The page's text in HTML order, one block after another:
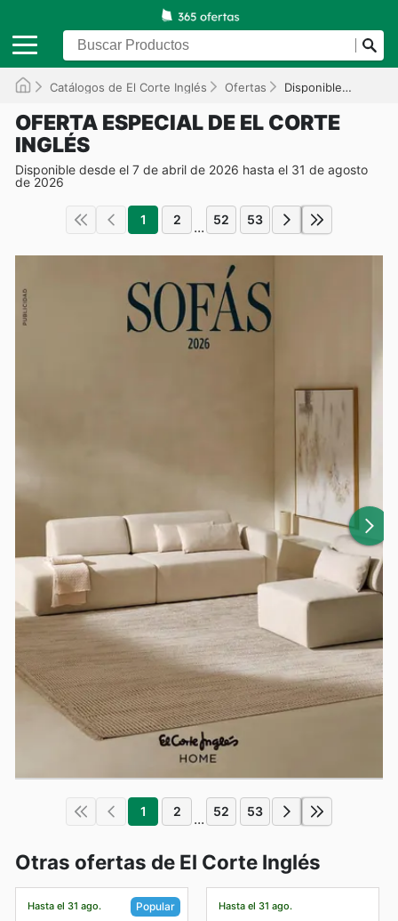
Catálogos de El Corte Inglés Ofertas Disponible hasta el 31/08/2026
OFERTA ESPECIAL DE EL CORTE
INGLÉS
Disponible desde el 7 de abril de 2026 hasta el 31 de agosto
de 2026
1 2 ... 52 53
1 2 ... 52 53
Otras ofertas de El Corte Inglés
Hasta el 31 ago. Popular Hasta el 31 ago.